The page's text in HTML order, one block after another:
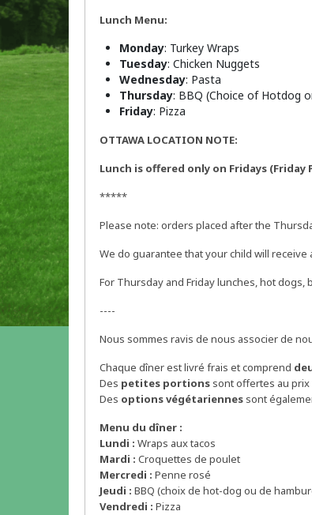
Lunch Menu:
Monday: Turkey Wraps
Tuesday: Chicken Nuggets
Wednesday: Pasta
Thursday: BBQ (Choice of Hotdog
Friday: Pizza
OTTAWA LOCATION NOTE:
Lunch is offered only on Fridays (Friday
*****
Please note: orders placed after the
We do guarantee that your child will receive
For Thursday and Friday lunches, hot
----
Nous sommes ravis de nous associer de
Chaque dîner est livré frais et comprend
Des petites portions sont offertes au prix
Des options végétariennes sont
Menu du dîner :
Lundi : Wraps aux tacos
Mardi : Croquettes de poulet
Mercredi : Penne rosé
Jeudi : BBQ (choix de hot-dog ou de
Vendredi : Pizza